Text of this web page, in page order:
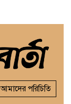
আমাদের পরিচিতি